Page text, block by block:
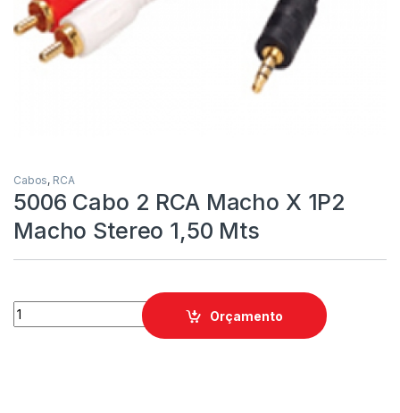
Cabos, RCA
5006 Cabo 2 RCA Macho X 1P2
Macho Stereo 1,50 Mts
Orçamento